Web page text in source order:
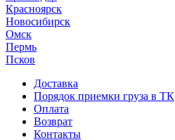
Красноярск
Новосибирск
Омск
Пермь
Псков
Доставка
Порядок приемки груза в ТК
Оплата
Возврат
Контакты